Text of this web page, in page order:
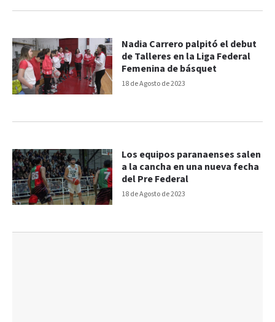
18 de Agosto de 2023
Nadia Carrero palpitó el debut
de Talleres en la Liga Federal
Femenina de básquet
18 de Agosto de 2023
Los equipos paranaenses salen
a la cancha en una nueva fecha
del Pre Federal